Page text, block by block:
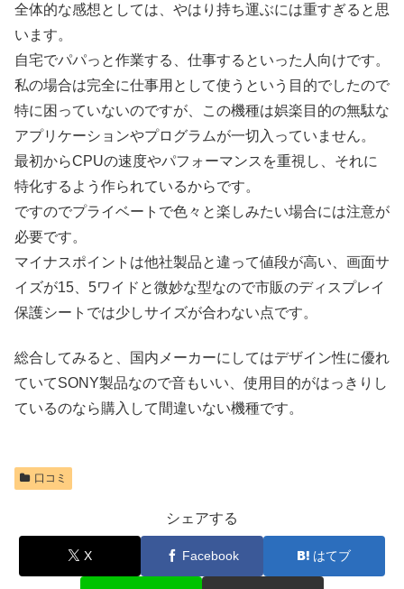
全体的な感想としては、やはり持ち運ぶには重すぎると思
います。
自宅でパパっと作業する、仕事するといった人向けです。
私の場合は完全に仕事用として使うという目的でしたので
特に困っていないのですが、この機種は娯楽目的の無駄な
アプリケーションやプログラムが一切入っていません。
最初からCPUの速度やパフォーマンスを重視し、それに
特化するよう作られているからです。
ですのでプライベートで色々と楽しみたい場合には注意が
必要です。
マイナスポイントは他社製品と違って値段が高い、画面サ
イズが15、5ワイドと微妙な型なので市販のディスプレイ
保護シートでは少しサイズが合わない点です。
総合してみると、国内メーカーにしてはデザイン性に優れ
ていてSONY製品なので音もいい、使用目的がはっきりし
ているのなら購入して間違いない機種です。
口コミ
シェアする
X Facebook はてブ